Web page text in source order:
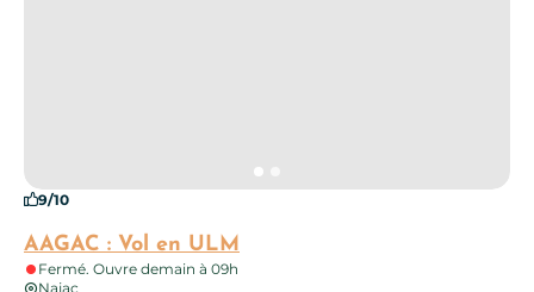
AAGAC : Vol en ULM
9/10
Fermé. Ouvre demain à 09h
Najac